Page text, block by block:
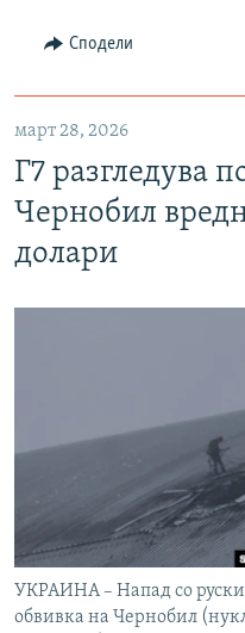
Сподели
март 28, 2026
Г7 разгледува
Чернобил
долари
УКРАИНА – Напад со
обвивка на Чернобил